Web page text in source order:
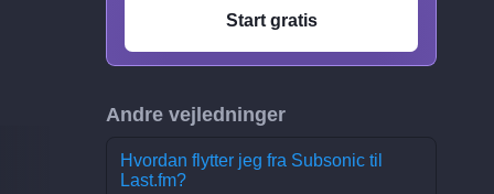
Start gratis
Andre vejledninger
Hvordan flytter jeg fra Subsonic til
Last.fm?